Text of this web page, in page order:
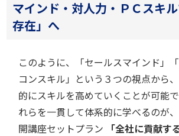
マインド・対人力・ＰＣスキ
存在」へ
このように、「セールスマインド」
コンスキル」という３つの視点から
的にスキルを高めていくことが可能
れらを一貫して体系的に学べるのが
開講座セットプラン
「全社に貢献す